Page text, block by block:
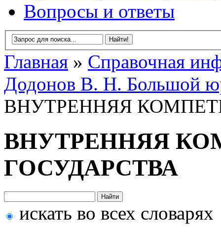
Вопросы и ответы
Главная » Справочная
Додонов В. Н. Большой
ВНУТРЕННЯЯ
ВНУТРЕННЯЯ
ГОСУДАРСТВА
искать во всех словарях